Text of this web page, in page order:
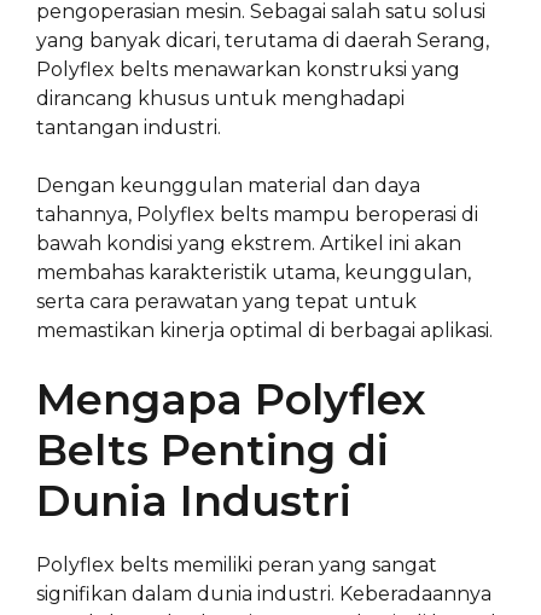
pengoperasian mesin. Sebagai salah satu solusi
yang banyak dicari, terutama di daerah Serang,
Polyflex belts menawarkan konstruksi yang
dirancang khusus untuk menghadapi
tantangan industri.
Dengan keunggulan material dan daya
tahannya, Polyflex belts mampu beroperasi di
bawah kondisi yang ekstrem. Artikel ini akan
membahas karakteristik utama, keunggulan,
serta cara perawatan yang tepat untuk
memastikan kinerja optimal di berbagai aplikasi.
Mengapa Polyflex
Belts Penting di
Dunia Industri
Polyflex belts memiliki peran yang sangat
signifikan dalam dunia industri. Keberadaannya